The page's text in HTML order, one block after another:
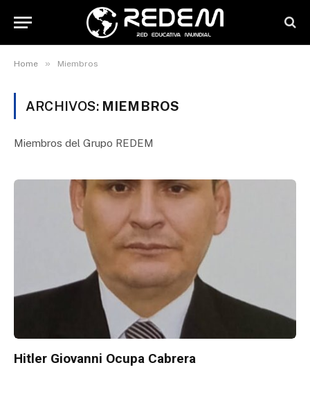
Home » Miembros
ARCHIVOS: MIEMBROS
Miembros del Grupo REDEM
Hitler Giovanni Ocupa Cabrera